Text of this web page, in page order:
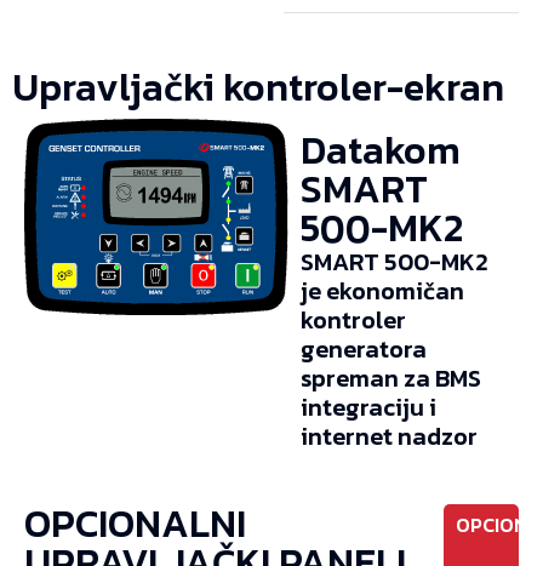
Upravljački kontroler-ekran
Datakom
SMART
500-MK2
SMART 500-MK2
je ekonomičan
kontroler
generatora
spreman za BMS
integraciju i
internet nadzor
OPCIONALNI OPCIONO